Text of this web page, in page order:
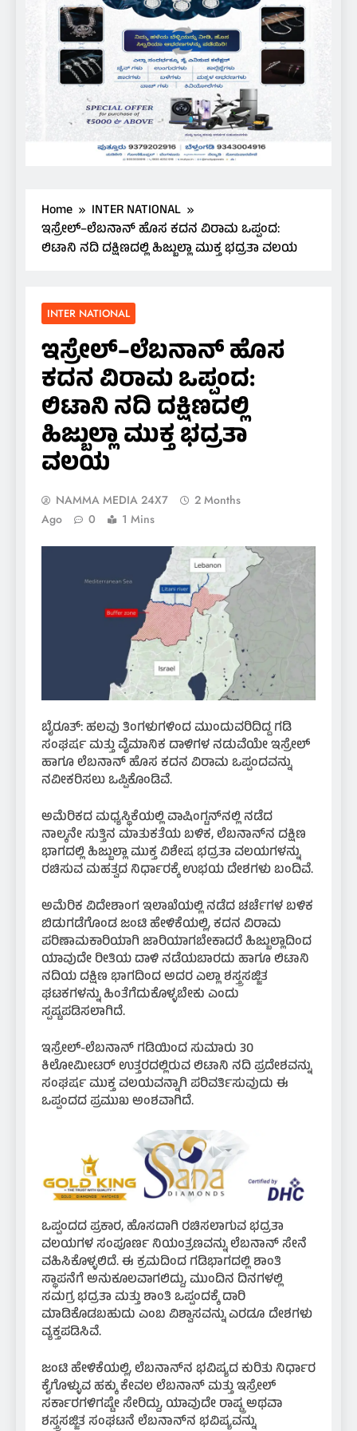
Home
INTER NATIONAL
ಇಸ್ರೇಲ್–ಲೆಬನಾನ್ ಹೊಸ ಕದನ ವಿರಾಮ ಒಪ್ಪಂದ:
ಲಿಟಾನಿ ನದಿ ದಕ್ಷಿಣದಲ್ಲಿ ಹಿಜ್ಬುಲ್ಲಾ ಮುಕ್ತ ಭದ್ರತಾ ವಲಯ
INTER NATIONAL
ಇಸ್ರೇಲ್–ಲೆಬನಾನ್ ಹೊಸ
ಕದನ ವಿರಾಮ ಒಪ್ಪಂದ:
ಲಿಟಾನಿ ನದಿ ದಕ್ಷಿಣದಲ್ಲಿ
ಹಿಜ್ಬುಲ್ಲಾ ಮುಕ್ತ ಭದ್ರತಾ
ವಲಯ
NAMMA MEDIA 24X7
2 Months
Ago
0 1 Mins
ಬೈರೂತ್: ಹಲವು ತಿಂಗಳುಗಳಿಂದ ಮುಂದುವರಿದಿದ್ದ ಗಡಿ
ಸಂಘರ್ಷ ಮತ್ತು ವೈಮಾನಿಕ ದಾಳಿಗಳ ನಡುವೆಯೇ ಇಸ್ರೇಲ್
ಹಾಗೂ ಲೆಬನಾನ್ ಹೊಸ ಕದನ ವಿರಾಮ ಒಪ್ಪಂದವನ್ನು
ನವೀಕರಿಸಲು ಒಪ್ಪಿಕೊಂಡಿವೆ.
ಅಮೆರಿಕದ ಮಧ್ಯಸ್ಥಿಕೆಯಲ್ಲಿ ವಾಷಿಂಗ್ಟನ್‌ನಲ್ಲಿ ನಡೆದ
ನಾಲ್ಕನೇ ಸುತ್ತಿನ ಮಾತುಕತೆಯ ಬಳಿಕ, ಲೆಬನಾನ್‌ನ ದಕ್ಷಿಣ
ಭಾಗದಲ್ಲಿ ಹಿಜ್ಬುಲ್ಲಾ ಮುಕ್ತ ವಿಶೇಷ ಭದ್ರತಾ ವಲಯಗಳನ್ನು
ರಚಿಸುವ ಮಹತ್ವದ ನಿರ್ಧಾರಕ್ಕೆ ಉಭಯ ದೇಶಗಳು ಬಂದಿವೆ.
ಅಮೆರಿಕ ವಿದೇಶಾಂಗ ಇಲಾಖೆಯಲ್ಲಿ ನಡೆದ ಚರ್ಚೆಗಳ ಬಳಿಕ
ಬಿಡುಗಡೆಗೊಂಡ ಜಂಟಿ ಹೇಳಿಕೆಯಲ್ಲಿ, ಕದನ ವಿರಾಮ
ಪರಿಣಾಮಕಾರಿಯಾಗಿ ಜಾರಿಯಾಗಬೇಕಾದರೆ ಹಿಜ್ಬುಲ್ಲಾದಿಂದ
ಯಾವುದೇ ರೀತಿಯ ದಾಳಿ ನಡೆಯಬಾರದು ಹಾಗೂ ಲಿಟಾನಿ
ನದಿಯ ದಕ್ಷಿಣ ಭಾಗದಿಂದ ಅದರ ಎಲ್ಲಾ ಶಸ್ತ್ರಸಜ್ಜಿತ
ಘಟಕಗಳನ್ನು ಹಿಂತೆಗೆದುಕೊಳ್ಳಬೇಕು ಎಂದು
ಸ್ಪಷ್ಟಪಡಿಸಲಾಗಿದೆ.
ಇಸ್ರೇಲ್-ಲೆಬನಾನ್ ಗಡಿಯಿಂದ ಸುಮಾರು 30
ಕಿಲೋಮೀಟರ್ ಉತ್ತರದಲ್ಲಿರುವ ಲಿಟಾನಿ ನದಿ ಪ್ರದೇಶವನ್ನು
ಸಂಘರ್ಷ ಮುಕ್ತ ವಲಯವನ್ನಾಗಿ ಪರಿವರ್ತಿಸುವುದು ಈ
ಒಪ್ಪಂದದ ಪ್ರಮುಖ ಅಂಶವಾಗಿದೆ.
ಒಪ್ಪಂದದ ಪ್ರಕಾರ, ಹೊಸದಾಗಿ ರಚಿಸಲಾಗುವ ಭದ್ರತಾ
ವಲಯಗಳ ಸಂಪೂರ್ಣ ನಿಯಂತ್ರಣವನ್ನು ಲೆಬನಾನ್ ಸೇನೆ
ವಹಿಸಿಕೊಳ್ಳಲಿದೆ. ಈ ಕ್ರಮದಿಂದ ಗಡಿಭಾಗದಲ್ಲಿ ಶಾಂತಿ
ಸ್ಥಾಪನೆಗೆ ಅನುಕೂಲವಾಗಲಿದ್ದು, ಮುಂದಿನ ದಿನಗಳಲ್ಲಿ
ಸಮಗ್ರ ಭದ್ರತಾ ಮತ್ತು ಶಾಂತಿ ಒಪ್ಪಂದಕ್ಕೆ ದಾರಿ
ಮಾಡಿಕೊಡಬಹುದು ಎಂಬ ವಿಶ್ವಾಸವನ್ನು ಎರಡೂ ದೇಶಗಳು
ವ್ಯಕ್ತಪಡಿಸಿವೆ.
ಜಂಟಿ ಹೇಳಿಕೆಯಲ್ಲಿ, ಲೆಬನಾನ್‌ನ ಭವಿಷ್ಯದ ಕುರಿತು ನಿರ್ಧಾರ
ಕೈಗೊಳ್ಳುವ ಹಕ್ಕು ಕೇವಲ ಲೆಬನಾನ್ ಮತ್ತು ಇಸ್ರೇಲ್
ಸರ್ಕಾರಗಳಿಗಷ್ಟೇ ಸೇರಿದ್ದು, ಯಾವುದೇ ರಾಷ್ಟ್ರ ಅಥವಾ
ಶಸ್ತ್ರಸಜ್ಜಿತ ಸಂಘಟನೆ ಲೆಬನಾನ್‌ನ ಭವಿಷ್ಯವನ್ನು